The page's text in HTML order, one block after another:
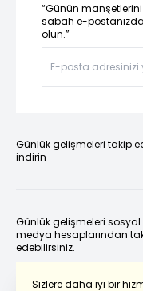
Sizlere daha iyi bir
“Günün
sabah e-
olun.”
Günlük gelişmeleri takip
indirin
Günlük gelişmeleri sosyal
medya hesaplarından
edebilirsiniz.